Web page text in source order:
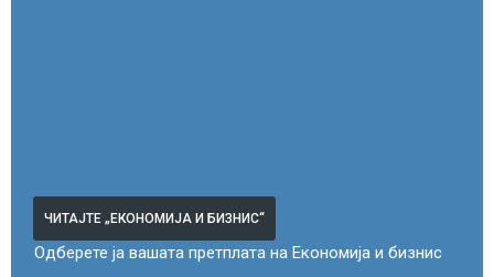
ЧИТАЈТЕ „ЕКОНОМИЈА И БИЗНИС“
Одберете ја вашата претплата на Економија и бизнис